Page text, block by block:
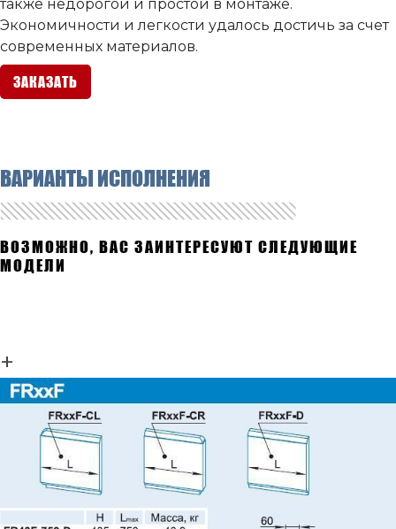
также недорогой и простой в монтаже.
Экономичности и легкости удалось достичь за счет
современных материалов.
ЗАКАЗАТЬ
ВАРИАНТЫ ИСПОЛНЕНИЯ
ВОЗМОЖНО, ВАС ЗАИНТЕРЕСУЮТ СЛЕДУЮЩИЕ
МОДЕЛИ
+